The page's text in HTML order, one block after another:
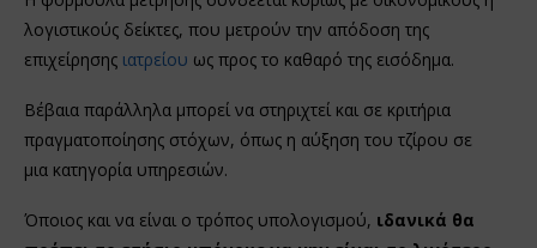
λογιστικούς δείκτες, που μετρούν την απόδοση της
επιχείρησης ιατρείου ως προς το καθαρό της εισόδημα.
Βέβαια παράλληλα μπορεί να στηριχτεί και σε κριτήρια
πραγματοποίησης στόχων, όπως η αύξηση του τζίρου σε
μια κατηγορία υπηρεσιών.
Όποιος και να είναι ο τρόπος υπολογισμού, ιδανικά θα